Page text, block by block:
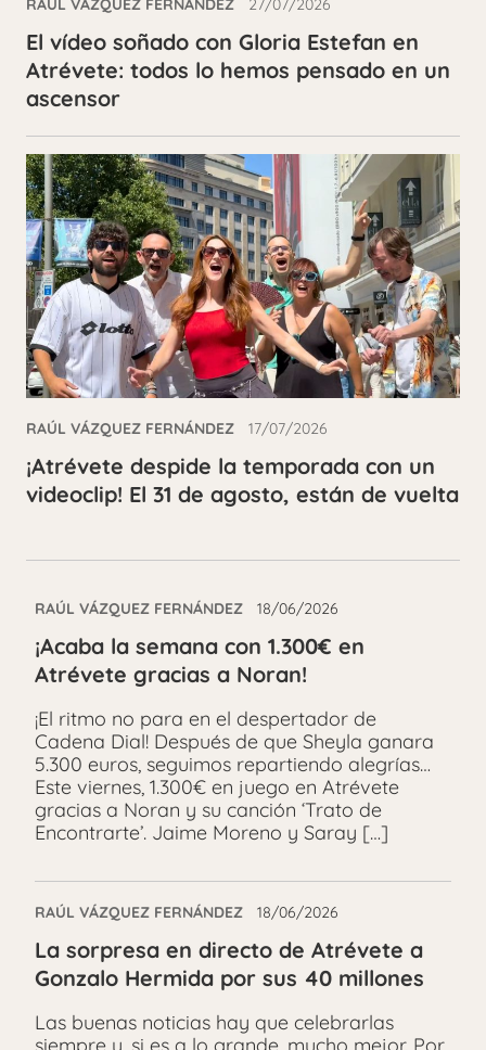
RAÚL VÁZQUEZ FERNÁNDEZ 27/07/2026
El vídeo soñado con Gloria Estefan en
Atrévete: todos lo hemos pensado en un
ascensor
RAÚL VÁZQUEZ FERNÁNDEZ 17/07/2026
¡Atrévete despide la temporada con un
videoclip! El 31 de agosto, están de vuelta
RAÚL VÁZQUEZ FERNÁNDEZ 18/06/2026
¡Acaba la semana con 1.300€ en
Atrévete gracias a Noran!
¡El ritmo no para en el despertador de
Cadena Dial! Después de que Sheyla ganara
5.300 euros, seguimos repartiendo alegrías…
Este viernes, 1.300€ en juego en Atrévete
gracias a Noran y su canción ‘Trato de
Encontrarte’. Jaime Moreno y Saray […]
RAÚL VÁZQUEZ FERNÁNDEZ 18/06/2026
La sorpresa en directo de Atrévete a
Gonzalo Hermida por sus 40 millones
Las buenas noticias hay que celebrarlas